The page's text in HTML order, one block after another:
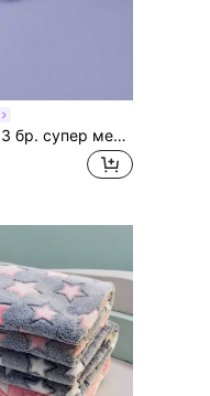
PETSIN 1 бр. или 3 бр. супер меко поларено одеяло за котка/куче със сладки шарки на лапи, фланелена постелка за домашни любимци, която може да се пере в пералня, налични в множество цветове и размери, подходящо за малки/средни домашни любимци